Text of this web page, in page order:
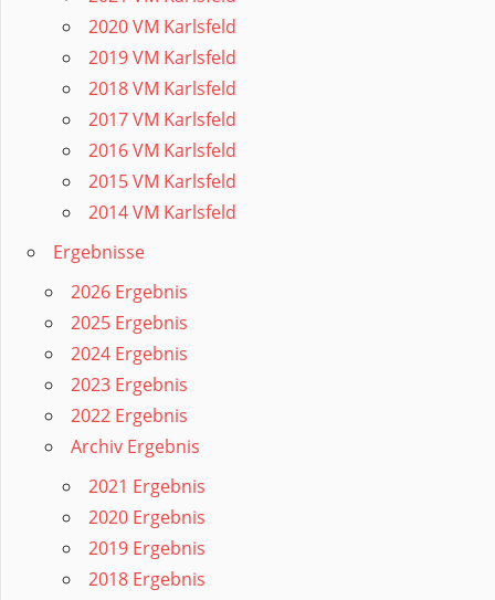
2020 VM Karlsfeld
2019 VM Karlsfeld
2018 VM Karlsfeld
2017 VM Karlsfeld
2016 VM Karlsfeld
2015 VM Karlsfeld
2014 VM Karlsfeld
Ergebnisse
2026 Ergebnis
2025 Ergebnis
2024 Ergebnis
2023 Ergebnis
2022 Ergebnis
Archiv Ergebnis
2021 Ergebnis
2020 Ergebnis
2019 Ergebnis
2018 Ergebnis